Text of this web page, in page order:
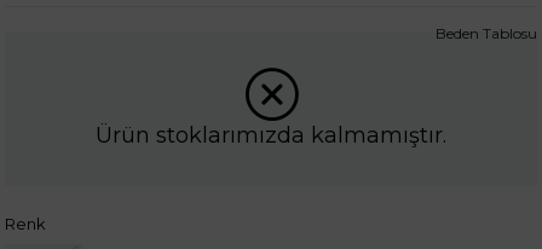
Ürün stoklarımızda kalmamıştır.
Renk
Beden Tablosu